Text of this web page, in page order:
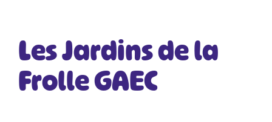
Les Jardins de la
Frolle GAEC